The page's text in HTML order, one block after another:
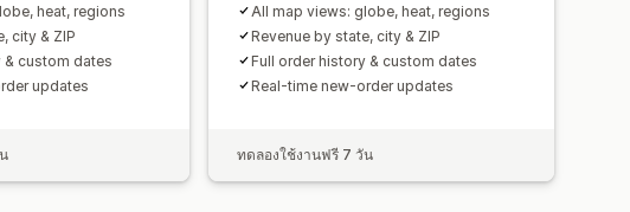
heat, regions
city & ZIP
& custom dates
updates
All map views: globe, heat, regions
Revenue by state, city & ZIP
Full order history & custom dates
Real-time new-order updates
ทดลองใช้งานฟรี 7 วัน